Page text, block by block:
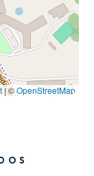
|©OpenStreetMap